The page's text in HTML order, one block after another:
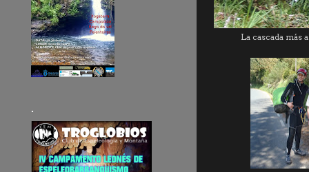
La cascada más
.